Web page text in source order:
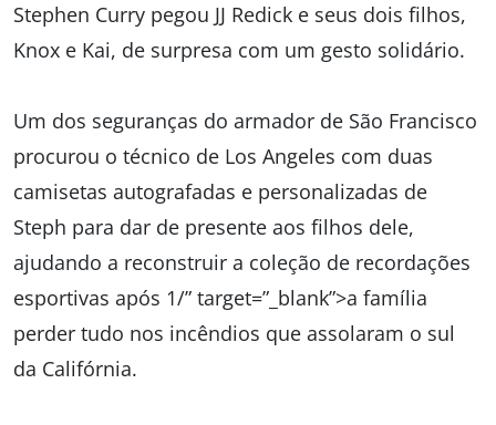
Stephen Curry pegou JJ Redick e seus dois filhos,
Knox e Kai, de surpresa com um gesto solidário.
Um dos seguranças do armador de São Francisco
procurou o técnico de Los Angeles com duas
camisetas autografadas e personalizadas de
Steph para dar de presente aos filhos dele,
ajudando a reconstruir a coleção de recordações
esportivas após 1/” target=”_blank”>a família
perder tudo nos incêndios que assolaram o sul
da Califórnia.